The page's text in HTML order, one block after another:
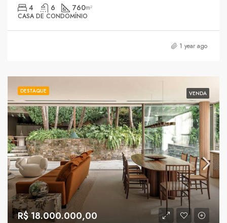
4 6 760m²
CASA DE CONDOMÍNIO
1 year ago
DESTAQUE VENDA
R$ 18.000.000,00